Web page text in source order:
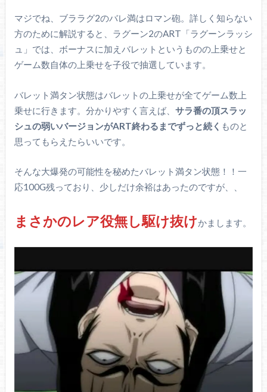
マジでね、ブララグ2のバレ満はロマン砲。詳しく知らない
方のために解説すると、ラグーン2のART「ラグーンラッシ
ュ」では、ボーナスに加えバレットというものの上乗せと
ゲーム数自体の上乗せを子役で抽選しています。
バレット満タン状態はバレットの上乗せが全てゲーム数上
乗せに行きます。分かりやすく言えば、 サラ番の頂スラッ
シュの弱いバージョンがART終わるまでずっと続く ものと
思ってもらえたらいいです。
そんな大爆発の可能性を秘めたバレット満タン状態！！一
応100G残っており、少しだけ余裕はあったのですが、、
まさかのレア役無し駆け抜けかまします。